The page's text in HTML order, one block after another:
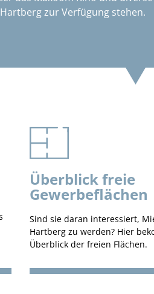
zur Verfügung stehen.
Überblick freie
Gewerbeflächen
Sind sie daran interessiert,
Hartberg zu werden? Hier
Überblick der freien Flächen.